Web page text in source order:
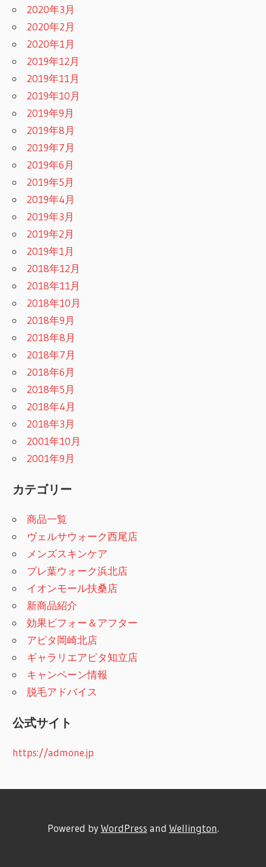
2020年3月
2020年2月
2020年1月
2019年12月
2019年11月
2019年10月
2019年9月
2019年8月
2019年7月
2019年6月
2019年5月
2019年4月
2019年3月
2019年2月
2019年1月
2018年12月
2018年11月
2018年10月
2018年9月
2018年8月
2018年7月
2018年6月
2018年5月
2018年4月
2018年3月
2001年10月
2001年9月
カテゴリー
商品一覧
ヴェルサウォーク西尾店
メンズスキンケア
プレ葉ウォーク浜北店
イオンモール扶桑店
新商品紹介
効果ビフォー＆アフター
アピタ岡崎北店
ギャラリエアピタ知立店
キャンペーン情報
脱毛アドバイス
公式サイト
https://admone.jp
Powered byWordPress and Wellington.